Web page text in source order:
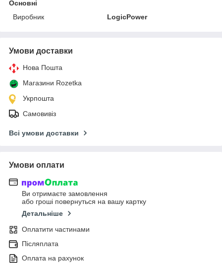
Основні
Виробник
LogicPower
Умови доставки
Нова Пошта
Магазини Rozetka
Укрпошта
Самовивіз
Всі умови доставки
Умови оплати
Ви отримаєте замовлення
або гроші повернуться на вашу картку
Детальніше
Оплатити частинами
Післяплата
Оплата на рахунок